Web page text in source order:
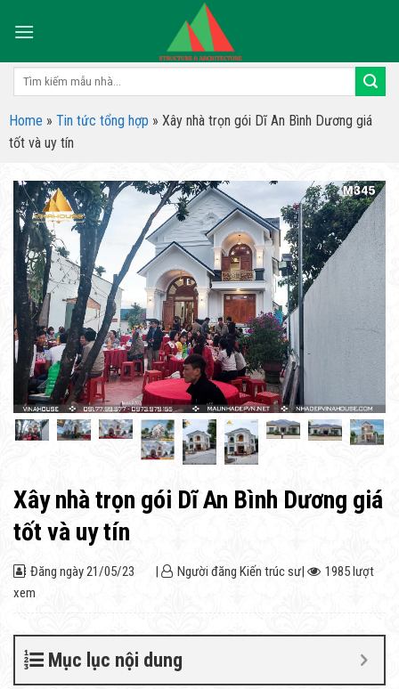
Tìm
Home » Tin tức tổng hợp » Xây nhà trọn gói Dĩ An Bình Dương giá
tốt và uy tín
Xây nhà trọn gói Dĩ An Bình Dương giá
tốt và uy tín
Đăng ngày21/05/23 | Người đăng Kiến trúc sư|
1985 lượt
xem
Mục lục nội dung